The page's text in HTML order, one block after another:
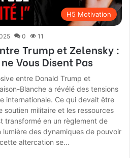
H5 Motivation
0 11
Trump et Zelensky :
Vous Disent Pas
entre Donald Trump et
Blanche a révélé des tensions
internationale. Ce qui devait être
soutien militaire et les ressources
transformé en un règlement de
des dynamiques de pouvoir
altercation se…